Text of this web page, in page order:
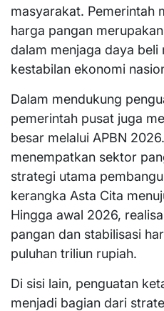
masyarakat. Pemerintah
harga pangan
dalam menjaga daya beli
kestabilan ekonomi
Dalam mendukung
pemerintah pusat juga
besar melalui APBN
menempatkan sektor
strategi utama
kerangka Asta Cita
Hingga awal 2026,
pangan dan stabilisasi
puluhan triliun rupiah.
Di sisi lain, penguatan
menjadi bagian dari